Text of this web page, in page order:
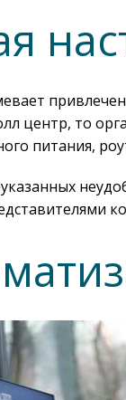
центр, то
питания,